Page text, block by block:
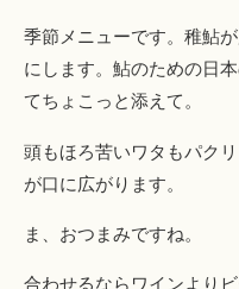
季節メニューです。稚鮎
にします。鮎のための日
てちょこっと添えて。
頭もほろ苦いワタもパク
が口に広がります。
ま、おつまみですね。
合わせるならワインより